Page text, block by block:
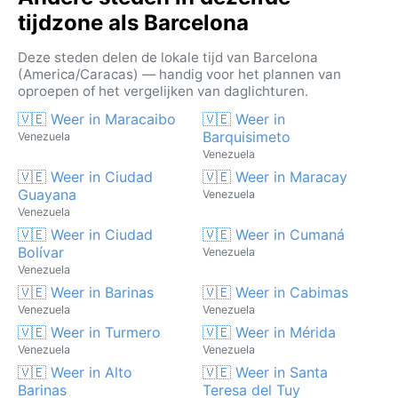
tijdzone als Barcelona
Deze steden delen de lokale tijd van Barcelona
(America/Caracas) — handig voor het plannen van
oproepen of het vergelijken van daglichturen.
🇻🇪 Weer in Maracaibo
Venezuela
🇻🇪 Weer in
Barquisimeto
Venezuela
🇻🇪 Weer in Ciudad
Guayana
Venezuela
🇻🇪 Weer in Maracay
Venezuela
🇻🇪 Weer in Ciudad
Bolívar
Venezuela
🇻🇪 Weer in Cumaná
Venezuela
🇻🇪 Weer in Barinas
Venezuela
🇻🇪 Weer in Cabimas
Venezuela
🇻🇪 Weer in Turmero
Venezuela
🇻🇪 Weer in Mérida
Venezuela
🇻🇪 Weer in Alto
Barinas
🇻🇪 Weer in Santa
Teresa del Tuy